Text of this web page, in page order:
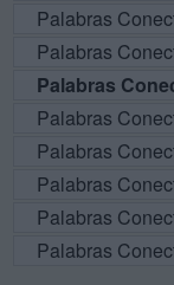
Palabras
Palabras
Palabras
Palabras
Palabras
Palabras
Palabras
Palabras